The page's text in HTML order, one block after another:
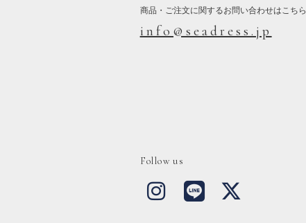
商品・ご注文に関するお問い合わせはこちら
info@seadress.jp
Follow us